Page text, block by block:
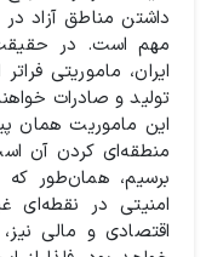
داشتن مناطق آزاد
مهم است. در حقیقت
ایران، ماموریتی
تولید و صادرات
این ماموریت همان
منطقه‌ای کردن آن
برسیم، همان‌طور که
امنیتی در نقطه‌ای
اقتصادی و مالی